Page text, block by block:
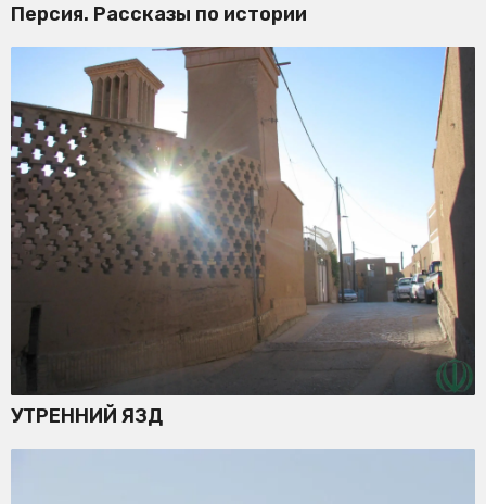
Персия. Рассказы по истории
УТРЕННИЙ ЯЗД